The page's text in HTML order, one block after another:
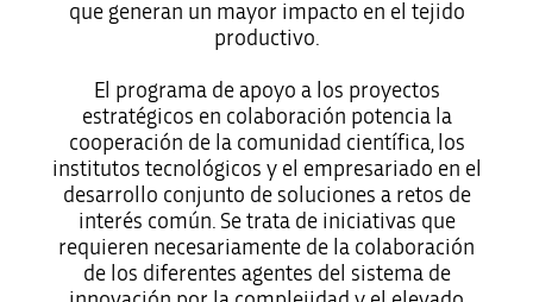
que generan un mayor impacto en el tejido
productivo.
El programa de apoyo a los proyectos
estratégicos en colaboración potencia la
cooperación de la comunidad científica, los
institutos tecnológicos y el empresariado en el
desarrollo conjunto de soluciones a retos de
interés común. Se trata de iniciativas que
requieren necesariamente de la colaboración
de los diferentes agentes del sistema de